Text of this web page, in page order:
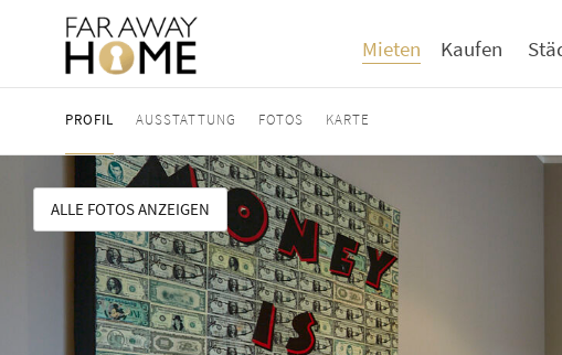
Mieten Kaufen
PROFIL AUSSTATTUNG FOTOS KARTE
ALLE FOTOS ANZEIGEN